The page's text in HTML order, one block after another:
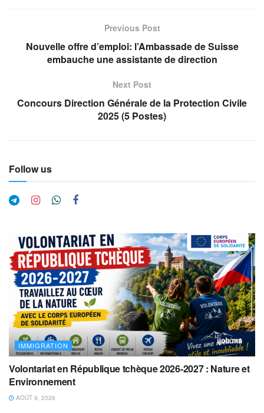
Previous Post
Nouvelle offre d’emploi: l’Ambassade de Suisse
embauche une assistante de direction
Next Post
Concours Direction Générale de la Protection Civile
2025 (5 Postes)
Follow us
IMMIGRATION
Volontariat en République tchèque 2026-2027 : Nature et
Environnement
AOÛT 9, 2026